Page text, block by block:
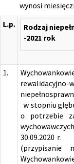
wynosi
L.p.
Rodzaj
-2021 rok
1.
w stopniu
o potrzebie
30.09.2020 r.
(przypisanie